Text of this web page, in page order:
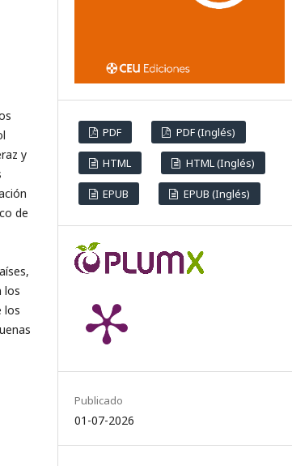
y
de
los
los
PDF PDF (Inglés)
HTML HTML (Inglés)
EPUB EPUB (Inglés)
Publicado
01-07-2026